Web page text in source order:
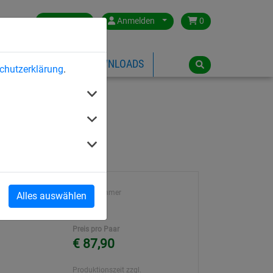
.
Alles auswählen
Germany Anmelden 0
ÜBER HUCK DOWNLOADS
1,60 m
hochfest,
Artikelnummer
1222
Preis pro Paar
€ 87,90
Produktionszeit zzgl.